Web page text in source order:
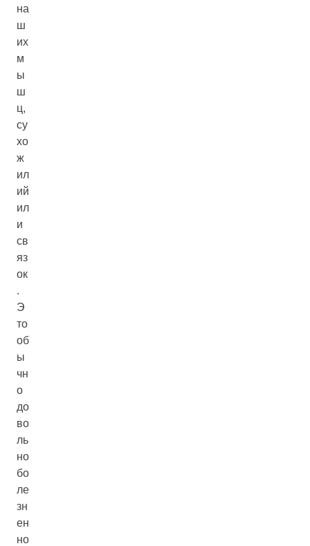
на
ш
их
м
ы
ш
ц,
су
хо
ж
ил
ий
ил
и
св
яз
ок
.
Э
то
об
ы
чн
о
до
во
ль
но
бо
ле
зн
ен
но